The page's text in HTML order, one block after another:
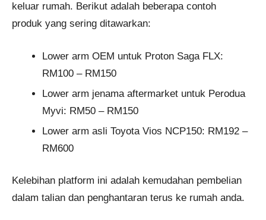
keluar rumah. Berikut adalah beberapa contoh
produk yang sering ditawarkan:
Lower arm OEM untuk Proton Saga FLX:
RM100 – RM150
Lower arm jenama aftermarket untuk Perodua
Myvi: RM50 – RM150
Lower arm asli Toyota Vios NCP150: RM192 –
RM600
Kelebihan platform ini adalah kemudahan pembelian
dalam talian dan penghantaran terus ke rumah anda.